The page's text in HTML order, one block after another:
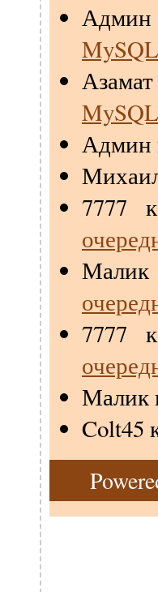
Админ
Азамат
Админ
7777
Малик
7777
Малик
Colt45